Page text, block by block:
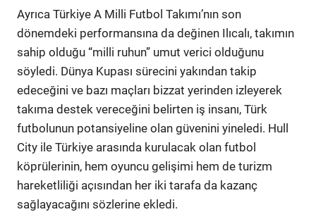
Ayrıca Türkiye A Milli Futbol Takımı’nın son
dönemdeki performansına da değinen Ilıcalı, takımın
sahip olduğu “milli ruhun” umut verici olduğunu
söyledi. Dünya Kupası sürecini yakından takip
edeceğini ve bazı maçları bizzat yerinden izleyerek
takıma destek vereceğini belirten iş insanı, Türk
futbolunun potansiyeline olan güvenini yineledi. Hull
City ile Türkiye arasında kurulacak olan futbol
köprülerinin, hem oyuncu gelişimi hem de turizm
hareketliliği açısından her iki tarafa da kazanç
sağlayacağını sözlerine ekledi.